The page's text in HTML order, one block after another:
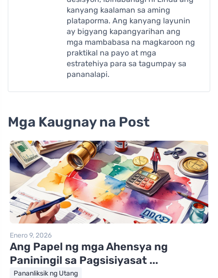
kanyang kaalaman sa aming
plataporma. Ang kanyang layunin
ay bigyang kapangyarihan ang
mga mambabasa na magkaroon ng
praktikal na payo at mga
estratehiya para sa tagumpay sa
pananalapi.
Mga Kaugnay na Post
Enero 9, 2026
Ang Papel ng mga Ahensya ng
Paniningil sa Pagsisiyasat ...
Pananliksik ng Utang